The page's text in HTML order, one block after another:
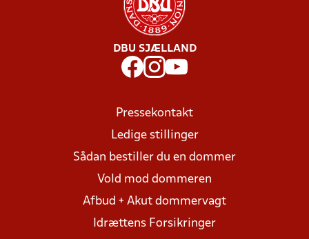
DBU SJÆLLAND
Pressekontakt
Ledige stillinger
Sådan bestiller du en dommer
Vold mod dommeren
Afbud + Akut dommervagt
Idrættens Forsikringer